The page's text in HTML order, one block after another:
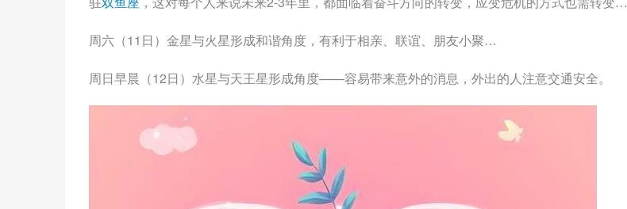
周六（11日）金星与火星形成和谐角度，有利于相亲、联谊、朋友小聚…
周日早晨（12日）水星与天王星形成角度——容易带来意外的消息，外出的人注意交通安全。